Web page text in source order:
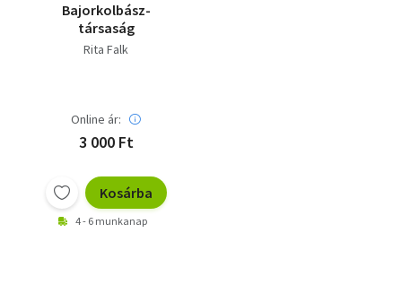
Bajorkolbász-
társaság
Rita Falk
Online ár:
3 000 Ft
Kosárba
4 - 6 munkanap